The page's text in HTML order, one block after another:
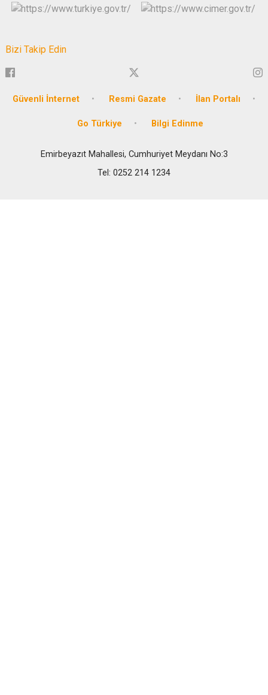
Bizi Takip Edin
Güvenli İnternet Resmi Gazate İlan Portalı
Go Türkiye Bilgi Edinme
Emirbeyazıt Mahallesi, Cumhuriyet Meydanı No:3
Tel: 0252 214 1234